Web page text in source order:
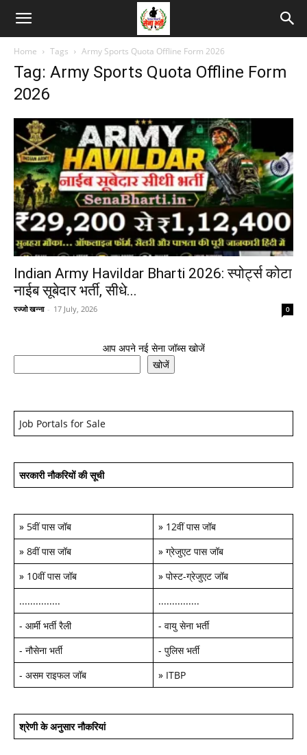
Home Tags Army Sports Quota Offline Form 2026
Tag: Army Sports Quota Offline Form
2026
Indian Army Havildar Bharti 2026: स्पोर्ट्स कोटा
नाईब सूबेदार भर्ती, सीधे...
रज्जो खन्ना - 17 July, 2026 0
आप अपने नई सेना जॉब्स खोजें
खोजें
Job Portals for Sale
सरकारी नौकरियों की सूची
» 5वीं पास जॉब » 12वीं पास जॉब
» 8वीं पास जॉब » ग्रेजुएट पास जॉब
» 10वीं पास जॉब » पोस्ट-ग्रेजुएट जॉब
...............
...............
- आर्मी भर्ती रैली - वायु सेना भर्ती
- नौसेना भर्ती - पुलिस भर्ती
- असम राइफल जॉब » ITBP
श्रेणी के अनुसार नौकरियां